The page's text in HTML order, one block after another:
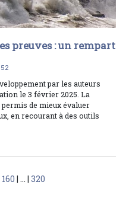
preuves : un rempart
par les auteurs
le 3 février 2025. La
de mieux évaluer
en recourant à des outils
160 | ... |320